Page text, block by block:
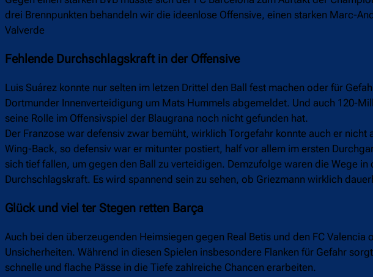
drei Brennpunkten behandeln wir die ideenlose Offensive, einen starken Marc-
Valverde
Fehlende Durchschlagskraft in der Offensive
Luis Suárez konnte nur selten im letzen Drittel den Ball fest machen oder für
Dortmunder Innenverteidigung um Mats Hummels abgemeldet. Und auch 120-
seine Rolle im Offensivspiel der Blaugrana noch nicht gefunden hat.
Der Franzose war defensiv zwar bemüht, wirklich Torgefahr konnte auch er
Wing-Back, so defensiv war er mitunter postiert, half vor allem im ersten
sich tief fallen, um gegen den Ball zu verteidigen. Demzufolge waren die Wege
Durchschlagskraft. Es wird spannend sein zu sehen, ob Griezmann wirklich
Glück und viel ter Stegen retten Barça
Auch bei den überzeugenden Heimsiegen gegen Real Betis und den FC
Unsicherheiten. Während in diesen Spielen insbesondere Flanken für Gefahr
schnelle und flache Pässe in die Tiefe zahlreiche Chancen erarbeiten.